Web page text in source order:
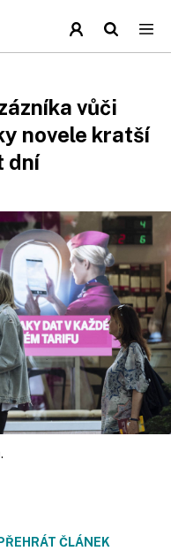
vůči
novele kratší
dní
PŘEHRÁT ČLÁNEK